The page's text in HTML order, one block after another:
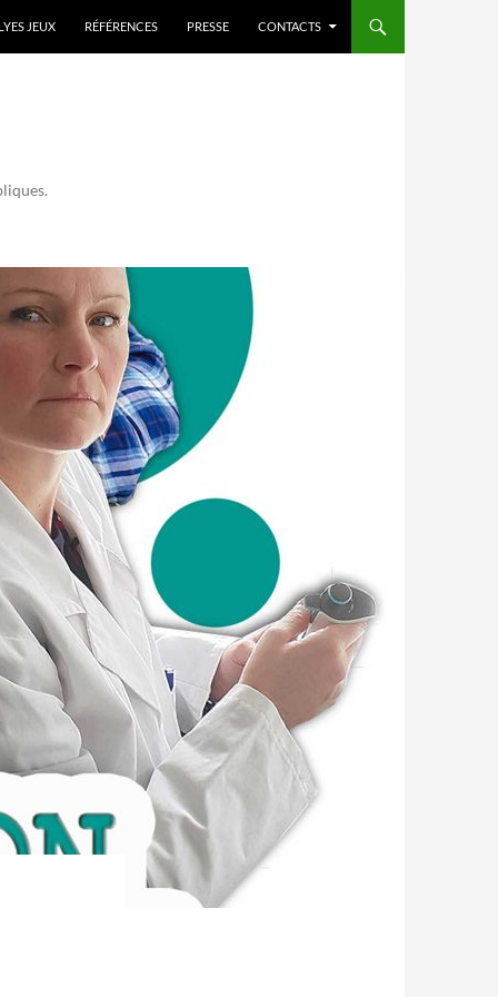
JEUX RÉFÉRENCES PRESSE CONTACTS